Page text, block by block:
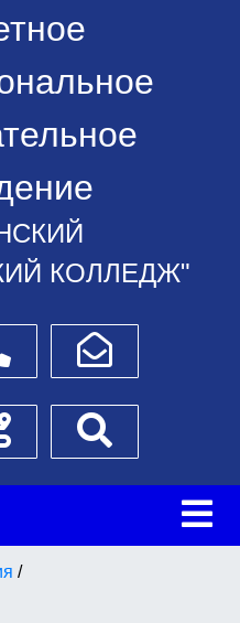
КОЛЛЕДЖ"
ТелефоныНаписать обращение
проезда
/